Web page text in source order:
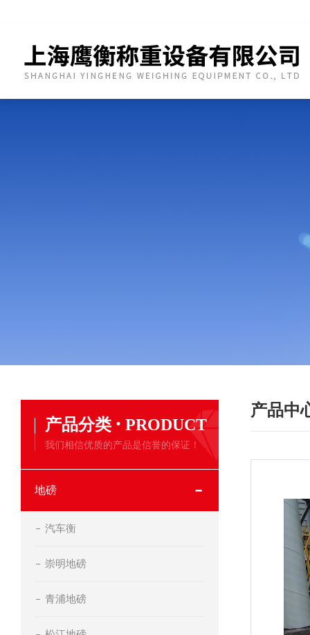
产品分类 · PRODUCT
我们相信优质的产品是信誉的保证！
地磅
汽车衡
崇明地磅
青浦地磅
产品中